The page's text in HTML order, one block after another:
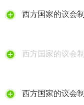
西方国家的议会
西方国家的议会
西方国家的议会